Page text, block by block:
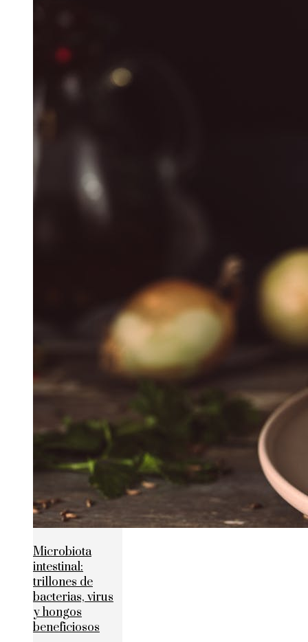
Microbiota
intestinal:
trillones de
bacterias, virus
y hongos
beneficiosos